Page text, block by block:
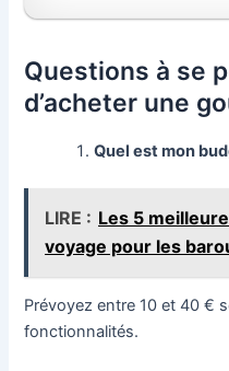
Questions à se
d’acheter une
Quel est mon
LIRE : Les 5
voyage pour les
Prévoyez entre 10 et 40 €
fonctionnalités.